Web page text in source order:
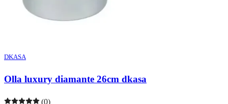
DKASA
Olla luxury diamante 26cm dkasa
(0)